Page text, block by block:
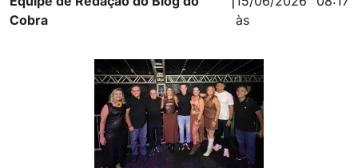
Cobra
às